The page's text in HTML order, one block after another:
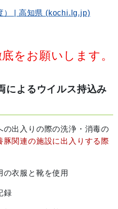
） | 高知県 (kochi.lg.jp)
をお願いします。
によるウイルス持込み
出入りの際の洗浄・消毒の
豚関連の施設に出入りする際
衣服と靴を使用
録